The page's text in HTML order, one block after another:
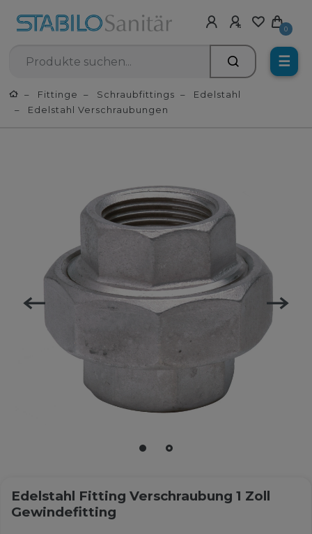
0
☰
Fittinge Schraubfittings
Edelstahl
Edelstahl Verschraubungen
Edelstahl Fitting Verschraubung 1 Zoll
Gewindefitting